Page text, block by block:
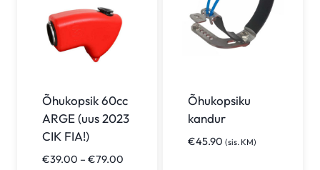
Õhukopsik 60cc
ARGE (uus 2023
CIK FIA!)
€39.00 – €79.00Hinnavahemik:
Õhukopsiku
kandur
€45.90 (sis. KM)